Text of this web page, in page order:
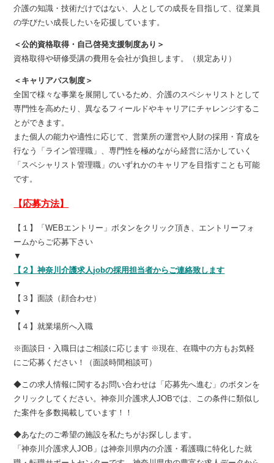
介護の知識・技術だけではない、人としての成長を目指して、従業員
の学びたい成長したいを応援しています。
＜公的資格取得・自己啓発支援制度あり＞
資格取得や研修受講の費用を会社が負担します。（規定あり）
＜キャリアパス制度＞
全国で様々な事業を展開しているため、介護のスペシャリストとして
専門性を高めたり、異なるフィールドやキャリアにチャレンジするこ
とができます。
また個人の能力や適性に応じて、営業所の運営や人財の採用・育成を
行なう「ライン管理職」、専門性を極めながら経営に活かしていく
「スペシャリスト管理職」のいずれかのキャリアを目指すことも可能
です。
【応募方法】
【１】「WEBエントリー」ボタンをクリック頂き、エントリーフォ
ームからご応募下さい
▼
【２】神奈川介護求人jobの採用担当者からご連絡致します
▼
【３】面談（顔合わせ）
▼
【４】就業場所へ入職
※面談日・入職日はご相談に応じます ※現在、在職中の方もお気軽
にご応募ください！（面談時間相談可）
◆この求人情報に関するお問い合わせは「応募先へ進む」のボタンを
クリックしてください。神奈川介護求人JOBでは、この条件に類似し
た案件を多数掲載しています！！
◆あなたのご希望の施設を私たちがお探しします。
「神奈川介護求人JOB」は神奈川県内の介護・看護職に特化した就